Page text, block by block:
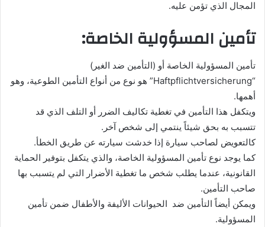
المجال الذي تؤمن عليه.
تأمين المسؤولية الخاصة:
تأمين المسؤولية الخاصة أو (التأمين ضد الغير)
“Haftpflichtversicherung” هو نوع من أنواع التأمين الطوعية، وهو
أهمها.
ويتكفل هذا التأمين في تغطية تكاليف الضرر أو التلف الذي قد
تتسبب به بحق شيئاً ينتمي إلى شخص آخر.
كالتعويض لصاحب سيارة إذا خدشت سيارته عن طريق الخطأ.
كما يوجد نوع تأمين المسؤولية الخاصة، والذي يتكفل بتوفير الحماية
القانونية، عندما يطلب شخص ما تغطية الأضرار التي لم يتسبب بها
صاحب التأمين.
ويمكن أيضاً التأمين ضد الحيوانات الأليفة والأطفال ضمن تأمين
المسؤولية.